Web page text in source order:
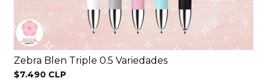
Zebra Blen Triple 0.5 Variedades
$7.490 CLP